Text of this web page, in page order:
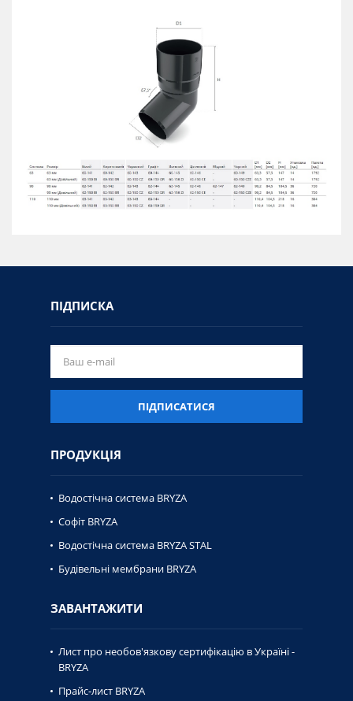
ПІДПИСКА
ПІДПИСАТИСЯ
ПРОДУКЦІЯ
Водостічна система BRYZA
Софіт BRYZA
Водостічна система BRYZA STAL
Будівельні мембрани BRYZA
ЗАВАНТАЖИТИ
Лист про необов'язкову сертифікацію в Україні -
BRYZA
Прайс-лист BRYZA